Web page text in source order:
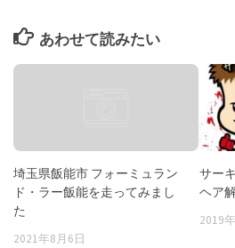
あわせて読みたい
埼玉県飯能市 フォーミュラン
ド・ラー飯能を走ってみまし
た
2021年8月6日
サー
ヘア
2019